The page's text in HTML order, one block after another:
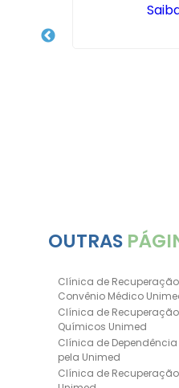
OUTRAS
Clínica de
Convênio Médico
Clínica de
Químicos Unimed
Clínica de
pela Unimed
Clínica de